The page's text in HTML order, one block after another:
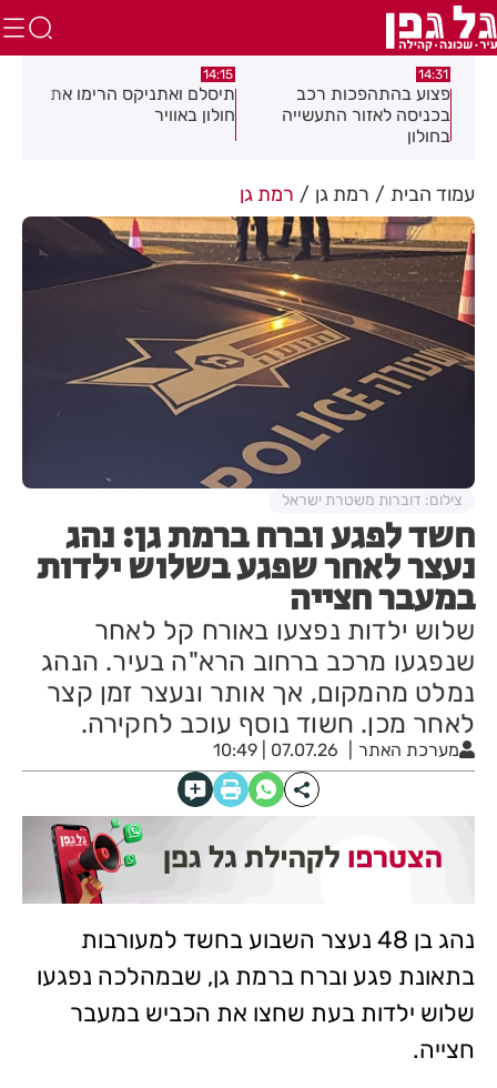
14:31
פצוע בהתהפכות רכב
בכניסה לאזור התעשייה
בחולון
14:15
תיסלם ואתניקס הרימו את
חולון באוויר
עמוד הבית רמת גן רמת גן
חשד לפגע וברח ברמת גן: נהג
נעצר לאחר שפגע בשלוש ילדות
במעבר חצייה
שלוש ילדות נפצעו באורח קל לאחר
שנפגעו מרכב ברחוב הרא"ה בעיר. הנהג
נמלט מהמקום, אך אותר ונעצר זמן קצר
לאחר מכן. חשוד נוסף עוכב לחקירה.
מערכת האתר 07.07.26 | 10:49
צילום: דוברות משטרת ישראל
נהג בן 48 נעצר השבוע בחשד למעורבות
בתאונת פגע וברח ברמת גן, שבמהלכה נפגעו
שלוש ילדות בעת שחצו את הכביש במעבר
חצייה.